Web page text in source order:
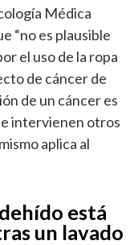
Médica
“no es plausible
el uso de la ropa
de cáncer de
de un cáncer es
intervienen otros
aplica al
está
un lavado